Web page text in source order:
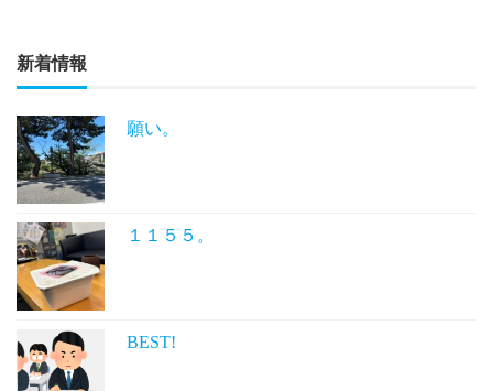
新着情報
願い。
１１５５。
BEST!